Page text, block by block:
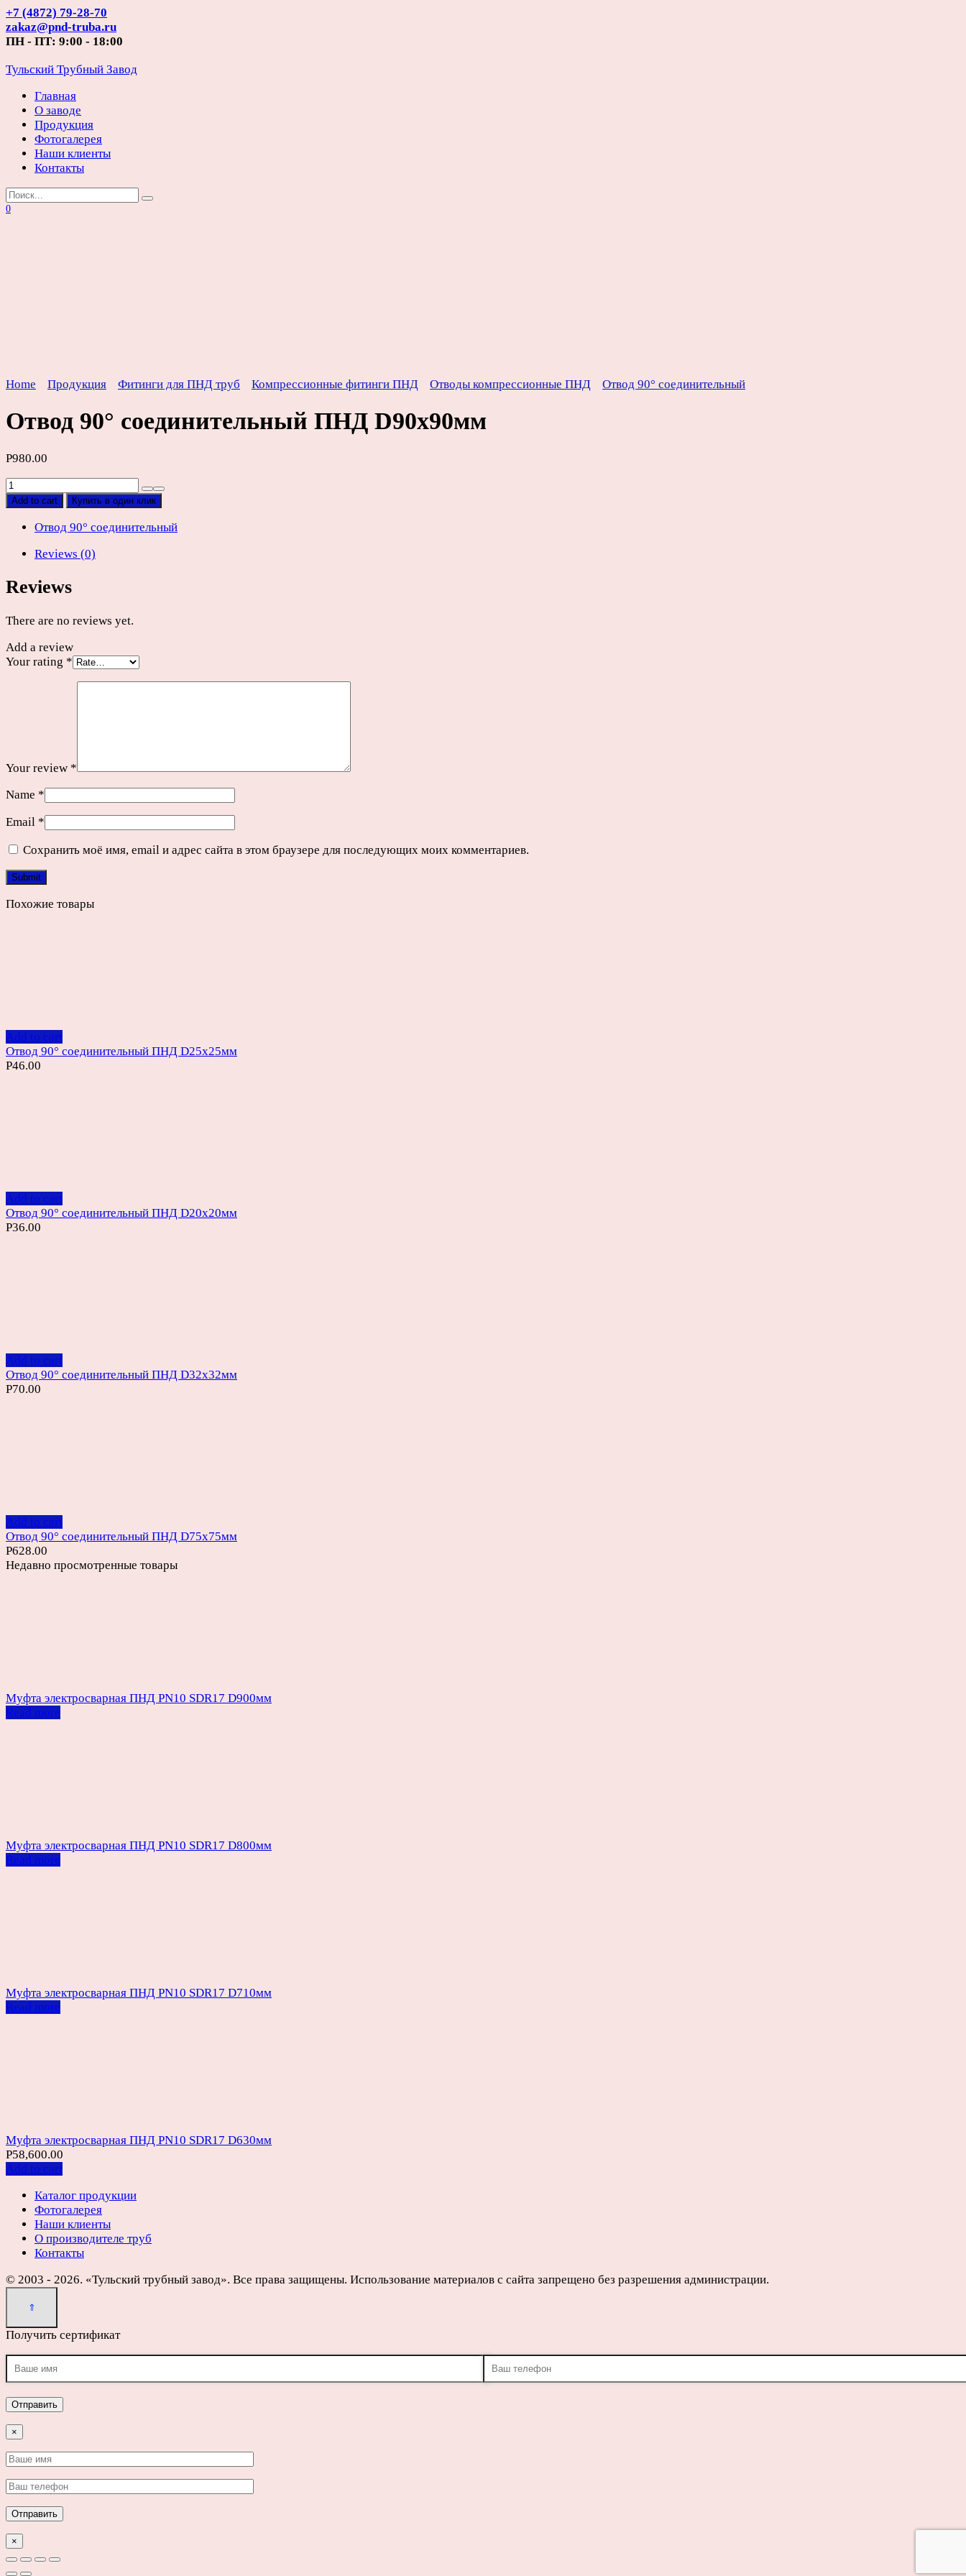
Перейти
к
содержанию
+7 (4872) 79-28-70
zakaz@pnd-truba.ru
ПН - ПТ: 9:00 - 18:00
Тульский Трубный Завод
Главная
О заводе
Продукция
Фотогалерея
Наши клиенты
Контакты
Search
for:
0
Home Продукция Фитинги для ПНД труб Компрессионные фитинги ПНД Отводы компрессионные ПНД Отвод 90° соединительный
Отвод 90° соединительный ПНД D90х90мм
Р980.00
Отвод
90°
ПНД
quantity
Add to cart Купить в один клик
Отвод 90° соединительный
Reviews (0)
Reviews
There are no reviews yet.
Add a review
Your rating *
Your review *
Name *
Email *
Сохранить моё имя, email и адрес сайта в этом браузере для последующих моих комментариев.
Похожие товары
Add to cart
Отвод 90° соединительный ПНД D25х25мм
Р46.00
Add to cart
Отвод 90° соединительный ПНД D20х20мм
Р36.00
Add to cart
Отвод 90° соединительный ПНД D32х32мм
Р70.00
Add to cart
Отвод 90° соединительный ПНД D75х75мм
Р628.00
Недавно просмотренные товары
Муфта электросварная ПНД PN10 SDR17 D900мм
Read more
Муфта электросварная ПНД PN10 SDR17 D800мм
Read more
Муфта электросварная ПНД PN10 SDR17 D710мм
Read more
Муфта электросварная ПНД PN10 SDR17 D630мм
Р58,600.00
Add to cart
Каталог продукции
Фотогалерея
Наши клиенты
О производителе труб
Контакты
© 2003 - 2026. «Тульский трубный завод». Все права защищены. Использование материалов с сайта запрещено без разрешения администрации.
Получить сертификат
×
×